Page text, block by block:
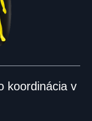
koordinácia v